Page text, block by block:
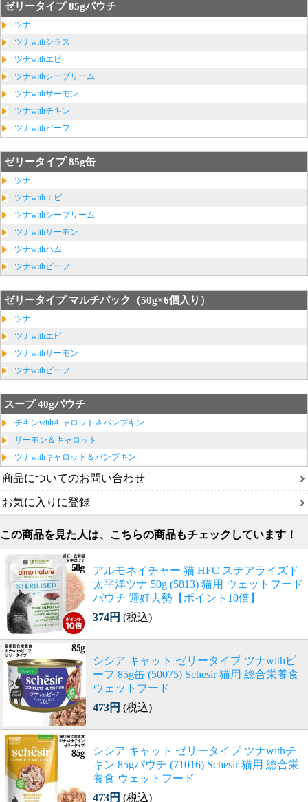
ゼリータイプ 85gパウチ
ツナ
ツナwithシラス
ツナwithエビ
ツナwithシーブリーム
ツナwithサーモン
ツナwithチキン
ツナwithビーフ
ゼリータイプ 85g缶
ツナ
ツナwithエビ
ツナwithシーブリーム
ツナwithサーモン
ツナwithハム
ツナwithビーフ
ゼリータイプ マルチパック（50g×6個入り）
ツナ
ツナwithエビ
ツナwithサーモン
ツナwithビーフ
スープ 40gパウチ
チキンwithキャロット＆パンプキン
サーモン＆キャロット
ツナwithキャロット＆パンプキン
商品についてのお問い合わせ
お気に入りに登録
この商品を見た人は、こちらの商品もチェックしています！
アルモネイチャー 猫 HFC ステアライズド
太平洋ツナ 50g (5813) 猫用 ウェットフード
パウチ 避妊去勢【ポイント10倍】
374円 (税込)
シシア キャット ゼリータイプ ツナwithビ
ーフ 85g缶 (50075) Schesir 猫用 総合栄養食
ウェットフード
473円 (税込)
シシア キャット ゼリータイプ ツナwithチ
キン 85gパウチ (71016) Schesir 猫用 総合栄
養食 ウェットフード
473円 (税込)